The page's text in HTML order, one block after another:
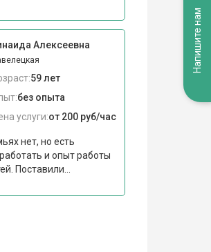
Алексеевна
59 лет
без опыта
услуги:от 200 руб/час
нет, но есть
и опыт работы
Поставили...
Напишите нам